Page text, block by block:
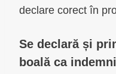
declare corect în
Se declară și
boală ca